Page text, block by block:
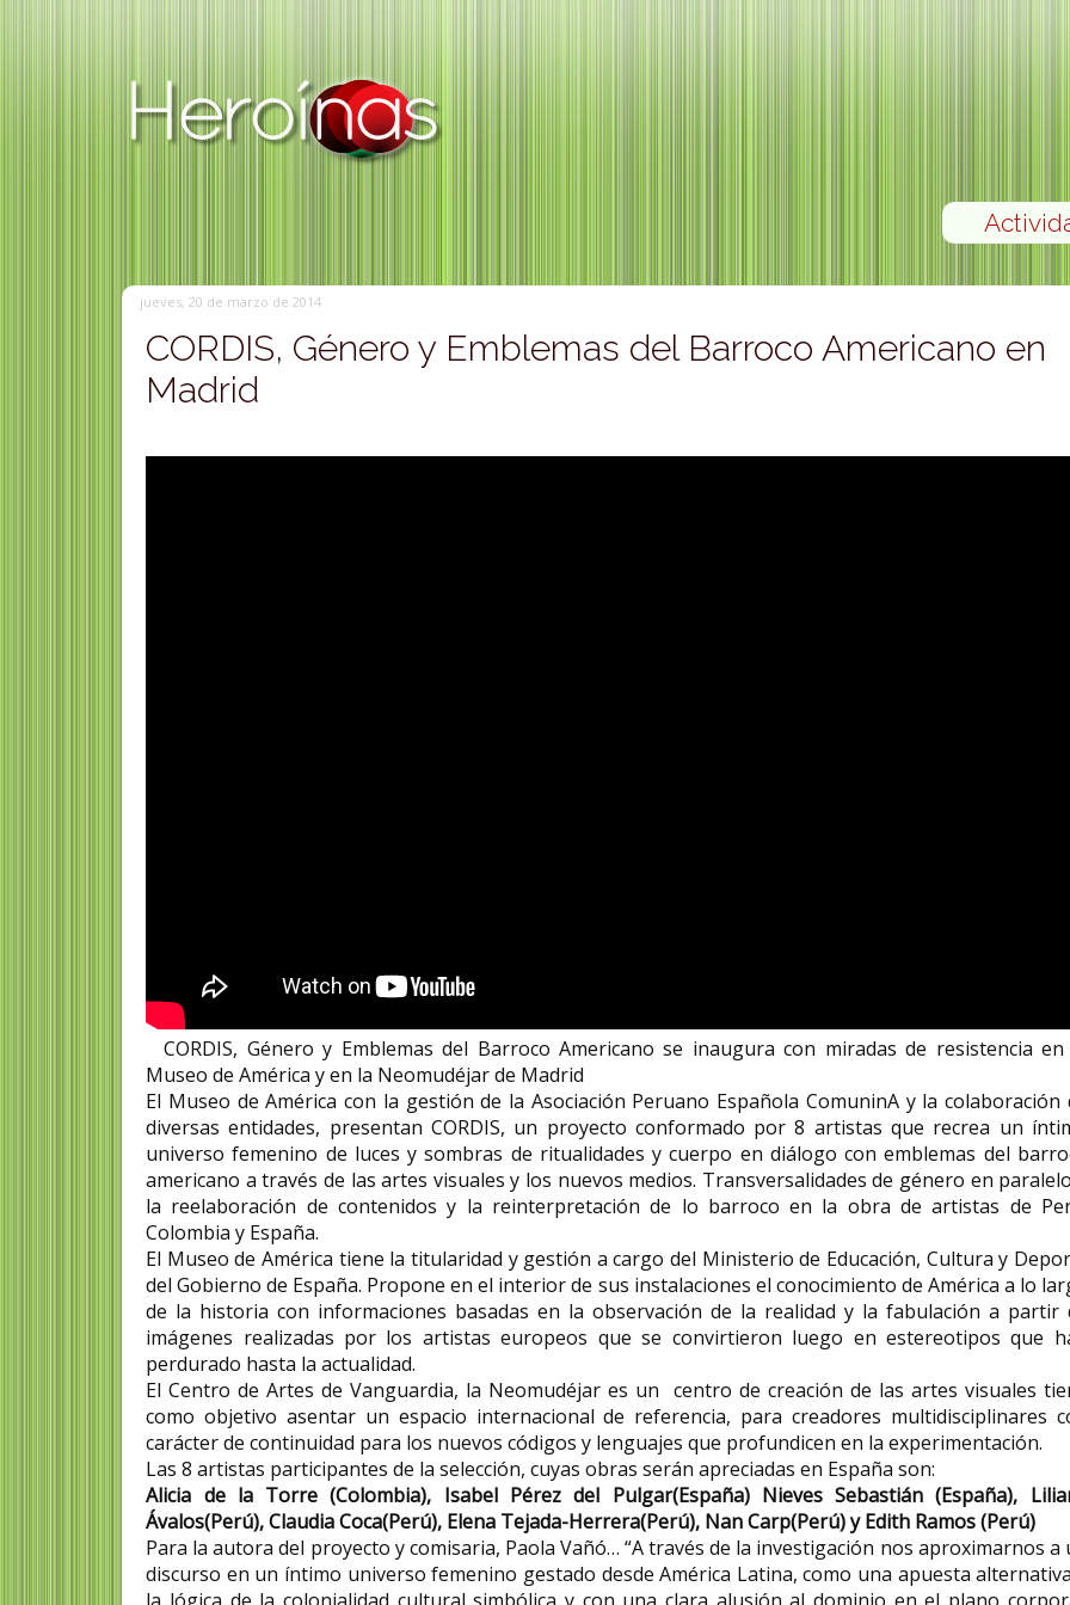
jueves, 20 de marzo de 2014
CORDIS, Género y Emblemas del Barroco Americano en
Madrid
CORDIS, Género y Emblemas del Barroco Americano se inaugura con miradas de resistencia
Museo de América y en la Neomudéjar de Madrid
El Museo de América con la gestión de la Asociación Peruano Española ComuninA y la colaboración
diversas entidades, presentan CORDIS, un proyecto conformado por 8 artistas que recrea un
universo femenino de luces y sombras de ritualidades y cuerpo en diálogo con emblemas del
americano a través de las artes visuales y los nuevos medios. Transversalidades de género en
la reelaboración de contenidos y la reinterpretación de lo barroco en la obra de artistas de
Colombia y España.
El Museo de América tiene la titularidad y gestión a cargo del Ministerio de Educación, Cultura y
del Gobierno de España. Propone en el interior de sus instalaciones el conocimiento de América a lo
de la historia con informaciones basadas en la observación de la realidad y la fabulación a partir
imágenes realizadas por los artistas europeos que se convirtieron luego en estereotipos que
perdurado hasta la actualidad.
El Centro de Artes de Vanguardia, la Neomudéjar es un centro de creación de las artes visuales
como objetivo asentar un espacio internacional de referencia, para creadores multidisciplinares
carácter de continuidad para los nuevos códigos y lenguajes que profundicen en la experimentación.
Las 8 artistas participantes de la selección, cuyas obras serán apreciadas en España son:
Alicia de la Torre (Colombia), Isabel Pérez del Pulgar(España) Nieves Sebastián (España),
Ávalos(Perú), Claudia Coca(Perú), Elena Tejada-Herrera(Perú), Nan Carp(Perú) y Edith Ramos (Perú)
Para la autora del proyecto y comisaria, Paola Vañó… “A través de la investigación nos aproximarnos a
discurso en un íntimo universo femenino gestado desde América Latina, como una apuesta
Clara de Lamotte
comprometida con la
MarienheimClara de Lamotte ( 24
Abril de 1849,Speyer - 4 Mayo de
1938 Speyer) fue una trabajadora...
Secundina
deportada a
y
Placa del proyecto
colocada en
Roger de...